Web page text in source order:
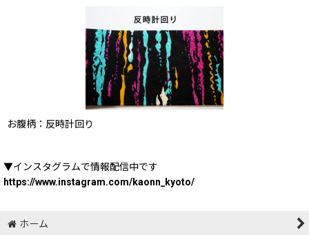
お腹柄：反時計回り
▼インスタグラムで情報配信中です
https://www.instagram.com/kaonn_kyoto/
ホーム